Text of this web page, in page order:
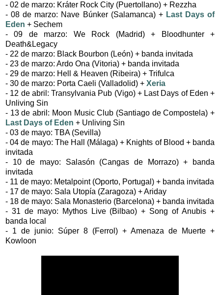
- 02 de marzo: Kráter Rock City (Puertollano) + Rezzha
- 08 de marzo: Nave Búnker (Salamanca) + Last Days of
Eden + Sechem
- 09 de marzo: We Rock (Madrid) + Bloodhunter +
Death&Legacy
- 22 de marzo: Black Bourbon (León) + banda invitada
- 23 de marzo: Ardo Ona (Vitoria) + banda invitada
- 29 de marzo: Hell & Heaven (Ribeira) + Trifulca
- 30 de marzo: Porta Caeli (Valladolid) + Xeria
- 12 de abril: Transylvania Pub (Vigo) + Last Days of Eden +
Unliving Sin
- 13 de abril: Moon Music Club (Santiago de Compostela) +
Last Days of Eden + Unliving Sin
- 03 de mayo: TBA (Sevilla)
- 04 de mayo: The Hall (Málaga) + Knights of Blood + banda
invitada
- 10 de mayo: Salasón (Cangas de Morrazo) + banda
invitada
- 11 de mayo: Metalpoint (Oporto, Portugal) + banda invitada
- 17 de mayo: Sala Utopía (Zaragoza) + Ariday
- 18 de mayo: Sala Monasterio (Barcelona) + banda invitada
- 31 de mayo: Mythos Live (Bilbao) + Song of Anubis +
banda local
- 1 de junio: Súper 8 (Ferrol) + Amenaza de Muerte +
Kowloon